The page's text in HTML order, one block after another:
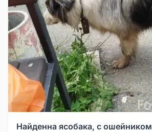
Найденна ясобака, с ошейником